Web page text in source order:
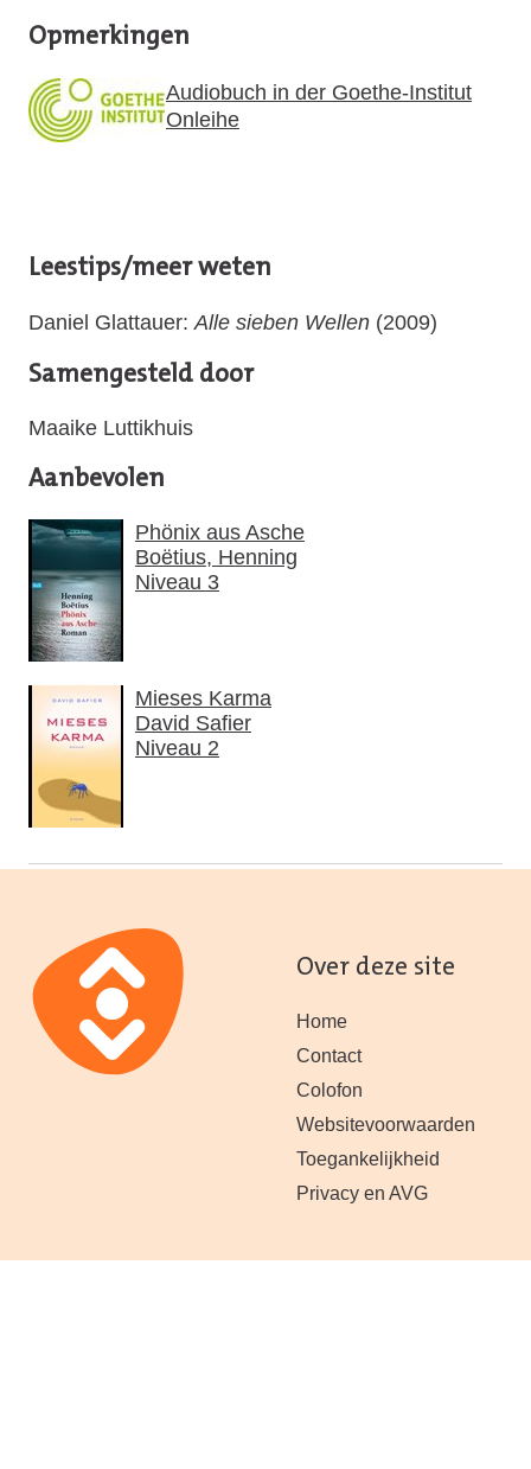
Opmerkingen
Audiobuch in der Goethe-Institut
Onleihe
Leestips/meer weten
Daniel Glattauer: Alle sieben Wellen (2009)
Samengesteld door
Maaike Luttikhuis
Aanbevolen
Phönix aus Asche
Boëtius, Henning
Niveau 3
Mieses Karma
David Safier
Niveau 2
Over deze site
Home
Contact
Colofon
Websitevoorwaarden
Toegankelijkheid
Privacy en AVG